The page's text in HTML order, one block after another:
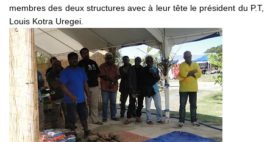
membres des deux structures avec à leur tête le président du P.T,
Louis Kotra Uregei.